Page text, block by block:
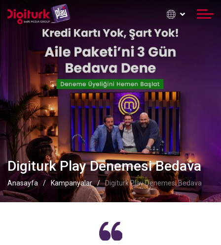
Digiturk Play Denemesi Bedava
Anasayfa Kampanyalar Digiturk Play Denemesi Bedava